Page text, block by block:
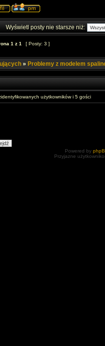
Wyświetl posty nie starsze niż:
1 z 1 [ Posty: 3 ]
» Problemy z modelem
użytkowników i 5 gości
Powered by
Przyjazne